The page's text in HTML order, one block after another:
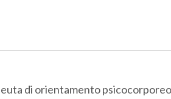
di orientamento